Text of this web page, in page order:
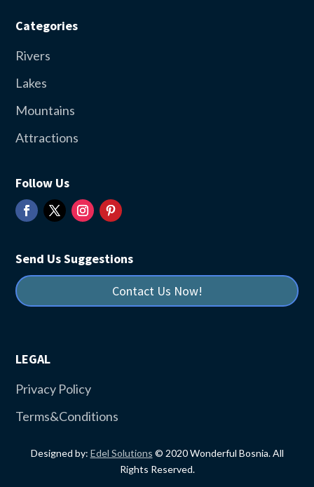
Categories
Rivers
Lakes
Mountains
Attractions
Follow Us
Send Us Suggestions
Contact Us Now!
LEGAL
Privacy Policy
Terms&Conditions
Designed by: Edel Solutions © 2020 Wonderful Bosnia. All
Rights Reserved.